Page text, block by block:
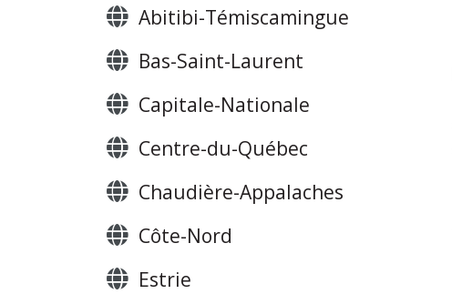
Abitibi-Témiscamingue
Bas-Saint-Laurent
Capitale-Nationale
Centre-du-Québec
Chaudière-Appalaches
Côte-Nord
Estrie